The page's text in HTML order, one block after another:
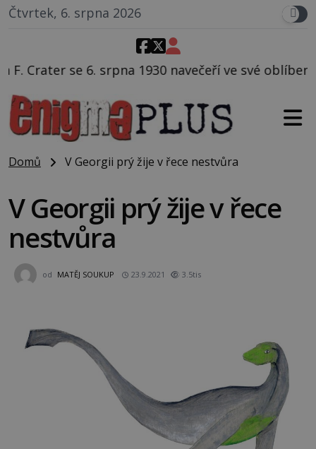
Čtvrtek, 6. srpna 2026
1930 navečeří ve své oblíbené restauraci,
Domů V Georgii prý žije v řece nestvůra
V Georgii prý žije v řece
nestvůra
od MATĚJ SOUKUP 23.9.2021 3.5tis